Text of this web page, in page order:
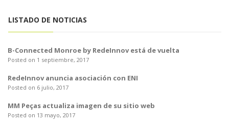
LISTADO DE NOTICIAS
B-Connected Monroe by RedeInnov está de vuelta
Posted on 1 septiembre, 2017
RedeInnov anuncia asociación con ENI
Posted on 6 julio, 2017
MM Peças actualiza imagen de su sitio web
Posted on 13 mayo, 2017